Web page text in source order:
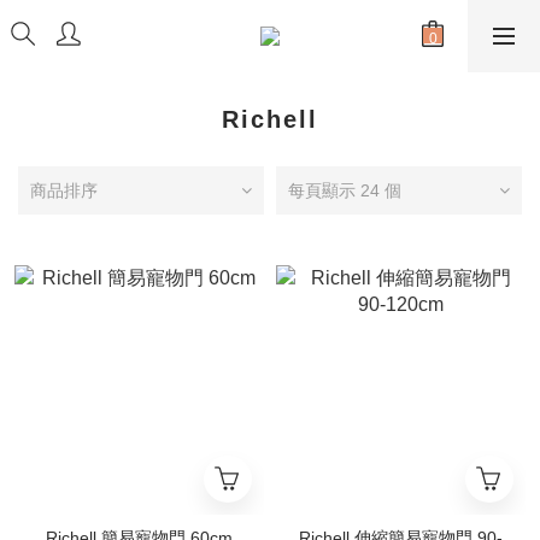
Richell
商品排序 每頁顯示 24 個